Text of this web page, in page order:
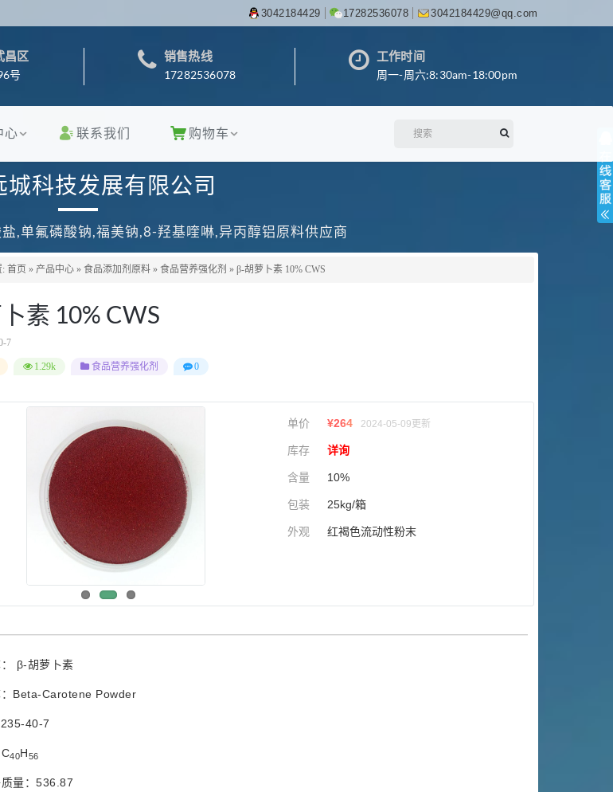
3042184429 17282536078 3042184429@qq.com
昌区
号
销售热线
17282536078
工作时间
周一-周六:8:30am-18:00pm
心 联系我们 购物车
城科技发展有限公司
,单氟磷酸钠,福美钠,8-羟基喹啉,异丙醇铝原料供应商
: 首页 » 产品中心 » 食品添加剂原料 » 食品营养强化剂 » β-胡萝卜素 10% CWS
素 10% CWS
7
1.29k 食品营养强化剂 0
单价 ¥264 2024-05-09更新
库存 详询
含量 10%
包装 25kg/箱
外观 红褐色流动性粉末
β-胡萝卜素
：Beta-Carotene Powder
40-7
40H56
量：536.87